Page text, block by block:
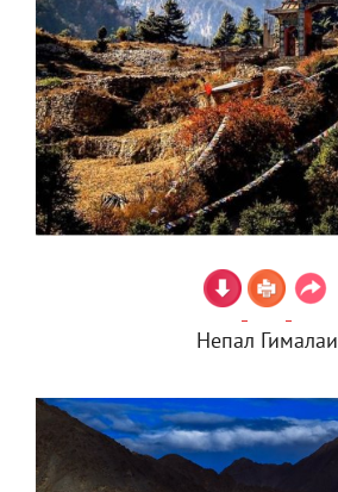
Непал Гималаи